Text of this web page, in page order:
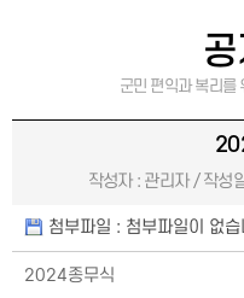
군민 편익과 복리를
작성자 : 관리자 / 작
첨부파일 : 첨부파일이 없습
2024종무식